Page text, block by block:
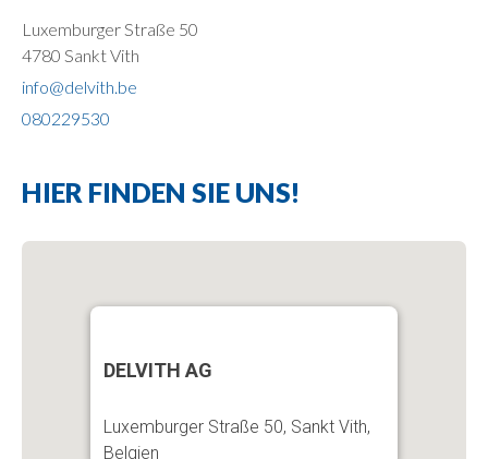
Luxemburger Straße 50
4780 Sankt Vith
info@delvith.be
080229530
HIER FINDEN SIE UNS!
DELVITH AG
Luxemburger Straße 50, Sankt Vith,
Belgien